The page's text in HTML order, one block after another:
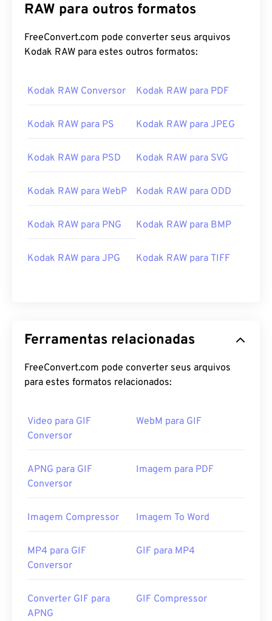
RAW para outros formatos
FreeConvert.com pode converter seus arquivos
Kodak RAW para estes outros formatos:
Kodak RAW Conversor Kodak RAW para PDF
Kodak RAW para PS Kodak RAW para JPEG
Kodak RAW para PSD Kodak RAW para SVG
Kodak RAW para WebP Kodak RAW para ODD
Kodak RAW para PNG Kodak RAW para BMP
Kodak RAW para JPG Kodak RAW para TIFF
Ferramentas relacionadas
FreeConvert.com pode converter seus arquivos
para estes formatos relacionados:
Video para GIF
Conversor
WebM para GIF
APNG para GIF
Conversor
Imagem para PDF
Imagem Compressor Imagem To Word
MP4 para GIF
Conversor
GIF para MP4
Converter GIF para
APNG
GIF Compressor